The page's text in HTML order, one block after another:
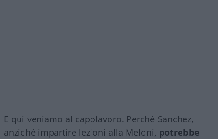
E qui veniamo al capolavoro. Perché Sanchez,
anziché impartire lezioni alla Meloni, potrebbe